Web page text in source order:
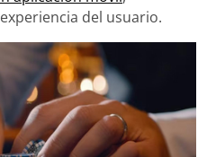
del usuario.